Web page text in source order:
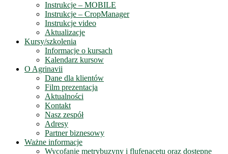
Instrukcje – MOBILE
Instrukcje – CropManager
Instrukcje video
Aktualizacje
Kursy/szkolenia
Informacje o kursach
Kalendarz kursow
O Agrinavii
Dane dla klientów
Film prezentacja
Aktualności
Kontakt
Nasz zespół
Adresy
Partner biznesowy
Ważne informacje
Wycofanie metrybuzyny i flufenacetu oraz dostępne